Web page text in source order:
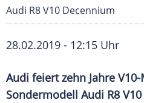
Audi R8 V10 Decennium
28.02.2019 - 12:15 Uhr
Audi feiert zehn Jahre
Sondermodell Audi R8